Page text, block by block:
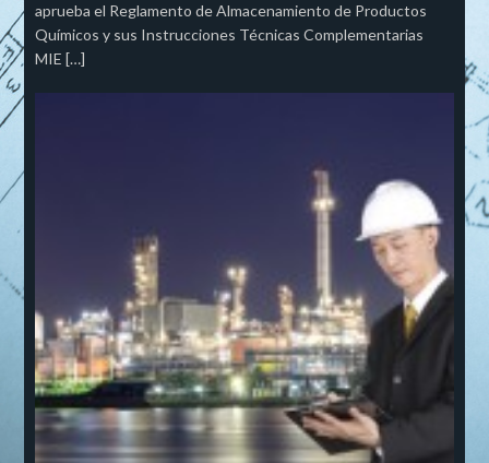
aprueba el Reglamento de Almacenamiento de Productos
Químicos y sus Instrucciones Técnicas Complementarias
MIE […]